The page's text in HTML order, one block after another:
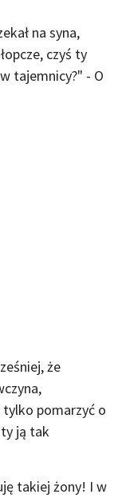
na syna,
czyś ty
tajemnicy?" - O
że
pomarzyć o
ją tak
takiej żony! I w